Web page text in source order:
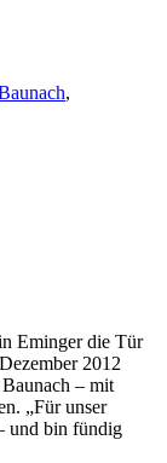
,
Eminger die Tür
2012
– mit
„Für unser
und bin fündig